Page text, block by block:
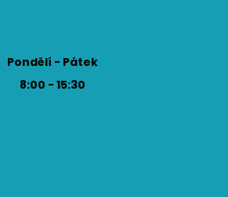
Pondělí - Pátek
8:00 - 15:30